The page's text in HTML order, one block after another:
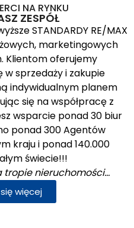
NA RYNKU
ZESPÓŁ
STANDARDY RE/MAX
marketingowych
Klientom oferujemy
w sprzedaży i zakupie
indywidualnym planem
się na współpracę z
wsparcie ponad 30 biur
ponad 300 Agentów
kraju i ponad 140.000
świecie!!!
tropie nieruchomości…
więcej